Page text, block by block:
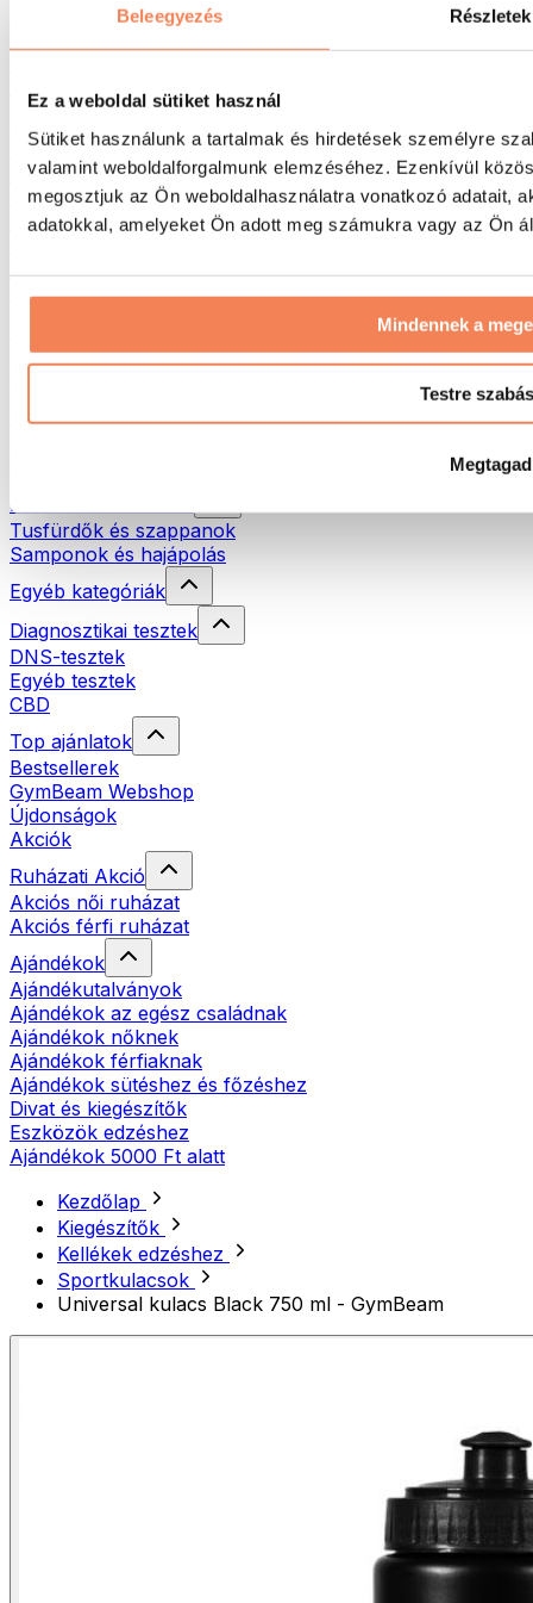
Beleegyezés Részletek
Ez a weboldal sütiket használ
Sütiket használunk a tartalmak és hirdetések személyre
valamint weboldalforgalmunk elemzéséhez. Ezenkívül
megosztjuk az Ön weboldalhasználatra vonatkozó adatait,
adatokkal, amelyeket Ön adott meg számukra vagy az Ön
Mindennek a
Testre szabás
Megtagad
Táskák & hátizsákok
Hátizsákok
Futás
Küzdősportok
Kerékpározás
Jóga és pilates
Úszás
Túrázás
Vörösfény-terápia
Öko háztartás
Natúrkozmetikumok
Tusfürdők és szappanok
Samponok és hajápolás
Egyéb kategóriák
Diagnosztikai tesztek
DNS-tesztek
Egyéb tesztek
CBD
Top ajánlatok
Bestsellerek
GymBeam Webshop
Újdonságok
Akciók
Ruházati Akció
Akciós női ruházat
Akciós férfi ruházat
Ajándékok
Ajándékutalványok
Ajándékok az egész családnak
Ajándékok nőknek
Ajándékok férfiaknak
Ajándékok sütéshez és főzéshez
Divat és kiegészítők
Eszközök edzéshez
Ajándékok 5000 Ft alatt
Kezdőlap
Kiegészítők
Kellékek edzéshez
Sportkulacsok
Universal kulacs Black 750 ml - GymBeam